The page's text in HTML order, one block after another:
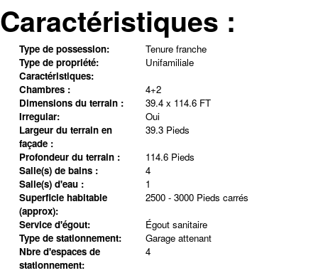
Caractéristiques :
Type de possession:
Tenure franche
Type de propriété:
Unifamiliale
Caractéristiques:
Chambres :
4+2
Dimensions du terrain :
39.4 x 114.6 FT
Irregular:
Oui
Largeur du terrain en
façade :
39.3 Pieds
Profondeur du terrain :
114.6 Pieds
Salle(s) de bains :
4
Salle(s) d'eau :
1
Superficie habitable
(approx):
2500 - 3000 Pieds carrés
Service d'égout:
Égout sanitaire
Type de stationnement:
Garage attenant
Nbre d'espaces de
stationnement:
4